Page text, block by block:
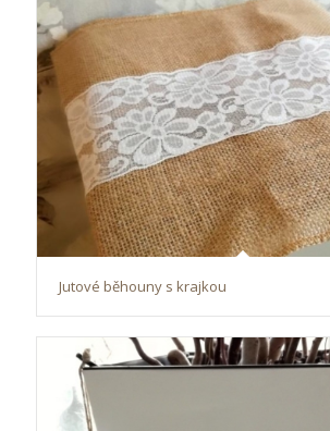
Jutové běhouny s krajkou